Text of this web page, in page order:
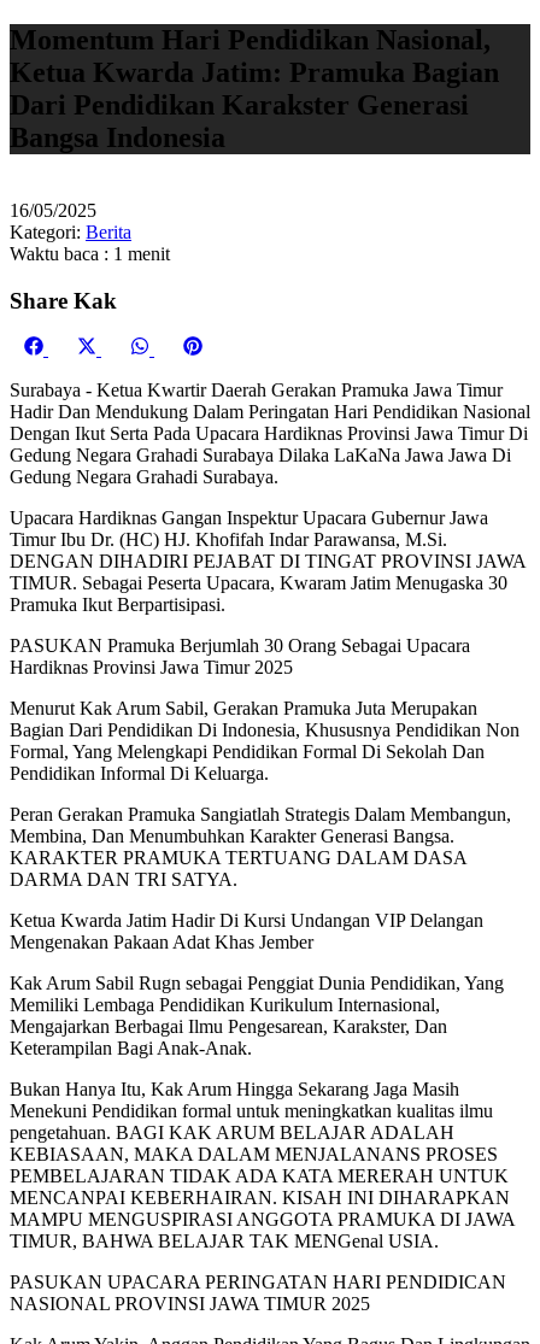
Momentum Hari Pendidikan Nasional,
Ketua Kwarda Jatim: Pramuka Bagian
Dari Pendidikan Karakster Generasi
Bangsa Indonesia
16/05/2025
Kategori: Berita
Waktu baca : 1 menit
Share Kak
Share
Facebook
Share
X
(Twitter)
Share
WhatsAppPinterest
Surabaya - Ketua Kwartir Daerah Gerakan Pramuka Jawa Timur
Hadir Dan Mendukung Dalam Peringatan Hari Pendidikan Nasional
Dengan Ikut Serta Pada Upacara Hardiknas Provinsi Jawa Timur Di
Gedung Negara Grahadi Surabaya Dilaka LaKaNa Jawa Jawa Di
Gedung Negara Grahadi Surabaya.
Upacara Hardiknas Gangan Inspektur Upacara Gubernur Jawa
Timur Ibu Dr. (HC) HJ. Khofifah Indar Parawansa, M.Si.
DENGAN DIHADIRI PEJABAT DI TINGAT PROVINSI JAWA
TIMUR. Sebagai Peserta Upacara, Kwaram Jatim Menugaska 30
Pramuka Ikut Berpartisipasi.
PASUKAN Pramuka Berjumlah 30 Orang Sebagai Upacara
Hardiknas Provinsi Jawa Timur 2025
Menurut Kak Arum Sabil, Gerakan Pramuka Juta Merupakan
Bagian Dari Pendidikan Di Indonesia, Khususnya Pendidikan Non
Formal, Yang Melengkapi Pendidikan Formal Di Sekolah Dan
Pendidikan Informal Di Keluarga.
Peran Gerakan Pramuka Sangiatlah Strategis Dalam Membangun,
Membina, Dan Menumbuhkan Karakter Generasi Bangsa.
KARAKTER PRAMUKA TERTUANG DALAM DASA
DARMA DAN TRI SATYA.
Ketua Kwarda Jatim Hadir Di Kursi Undangan VIP Delangan
Mengenakan Pakaan Adat Khas Jember
Kak Arum Sabil Rugn sebagai Penggiat Dunia Pendidikan, Yang
Memiliki Lembaga Pendidikan Kurikulum Internasional,
Mengajarkan Berbagai Ilmu Pengesarean, Karakster, Dan
Keterampilan Bagi Anak-Anak.
Bukan Hanya Itu, Kak Arum Hingga Sekarang Jaga Masih
Menekuni Pendidikan formal untuk meningkatkan kualitas ilmu
pengetahuan. BAGI KAK ARUM BELAJAR ADALAH
KEBIASAAN, MAKA DALAM MENJALANANS PROSES
PEMBELAJARAN TIDAK ADA KATA MERERAH UNTUK
MENCANPAI KEBERHAIRAN. KISAH INI DIHARAPKAN
MAMPU MENGUSPIRASI ANGGOTA PRAMUKA DI JAWA
TIMUR, BAHWA BELAJAR TAK MENGenal USIA.
PASUKAN UPACARA PERINGATAN HARI PENDIDICAN
NASIONAL PROVINSI JAWA TIMUR 2025